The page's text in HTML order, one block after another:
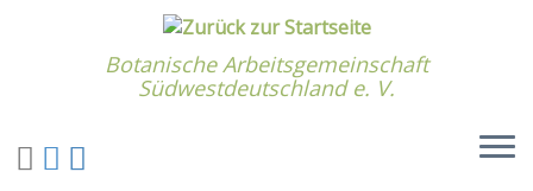
Botanische Arbeitsgemeinschaft
Südwestdeutschland e. V.